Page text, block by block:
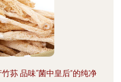
荪 品味“菌中皇后”的纯净